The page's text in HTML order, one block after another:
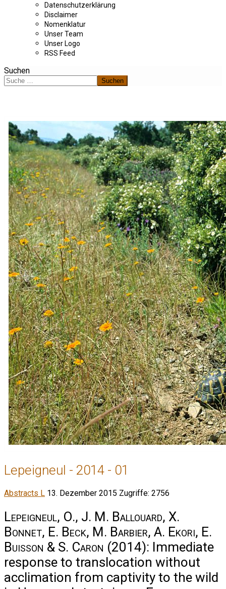
Datenschutzerklärung
Disclaimer
Nomenklatur
Unser Team
Unser Logo
RSS Feed
Suchen
Suchen
Lepeigneul - 2014 - 01
Abstracts L 13. Dezember 2015 Zugriffe: 2756
Lepeigneul, O., J. M. Ballouard, X.
Bonnet, E. Beck, M. Barbier, A. Ekori, E.
Buisson & S. Caron (2014): Immediate
response to translocation without
acclimation from captivity to the wild